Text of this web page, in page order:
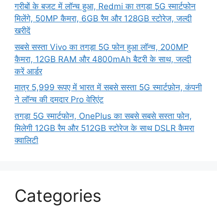
गरीबों के बजट में लॉन्च हुआ, Redmi का तगड़ा 5G स्मार्टफोन
मिलेंगे, 50MP कैमरा, 6GB रैम और 128GB स्टोरेज, जल्दी
खरीदें
सबसे सस्ता Vivo का तगड़ा 5G फोन हुआ लॉन्च, 200MP
कैमरा, 12GB RAM और 4800mAh बैटरी के साथ, जल्दी
करें आर्डर
मात्र 5,999 रूपए में भारत में सबसे सस्ता 5G स्मार्टफ़ोन, कंपनी
ने लॉन्च की दमदार Pro वेरिएंट
तगड़ा 5G स्मार्टफोन, OnePlus का सबसे सबसे सस्ता फोन,
मिलेगी 12GB रैम और 512GB स्टोरेज के साथ DSLR कैमरा
क्वालिटी
Categories